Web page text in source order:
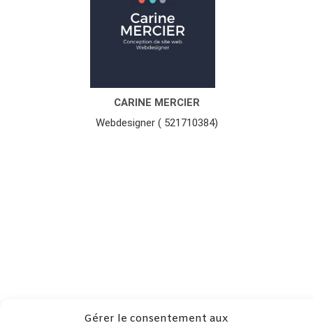
Gérer le consentement aux
CARINE MERCIER
Webdesigner ( 521710384)